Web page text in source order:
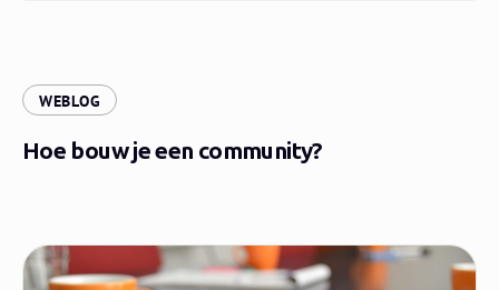
WEBLOG
Hoe bouw je een community?